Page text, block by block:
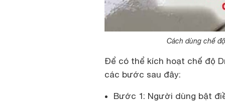
Cách dùng chế
Để có thể kích hoạt chế độ
các bước sau đây:
Bước 1: Người dùng bật